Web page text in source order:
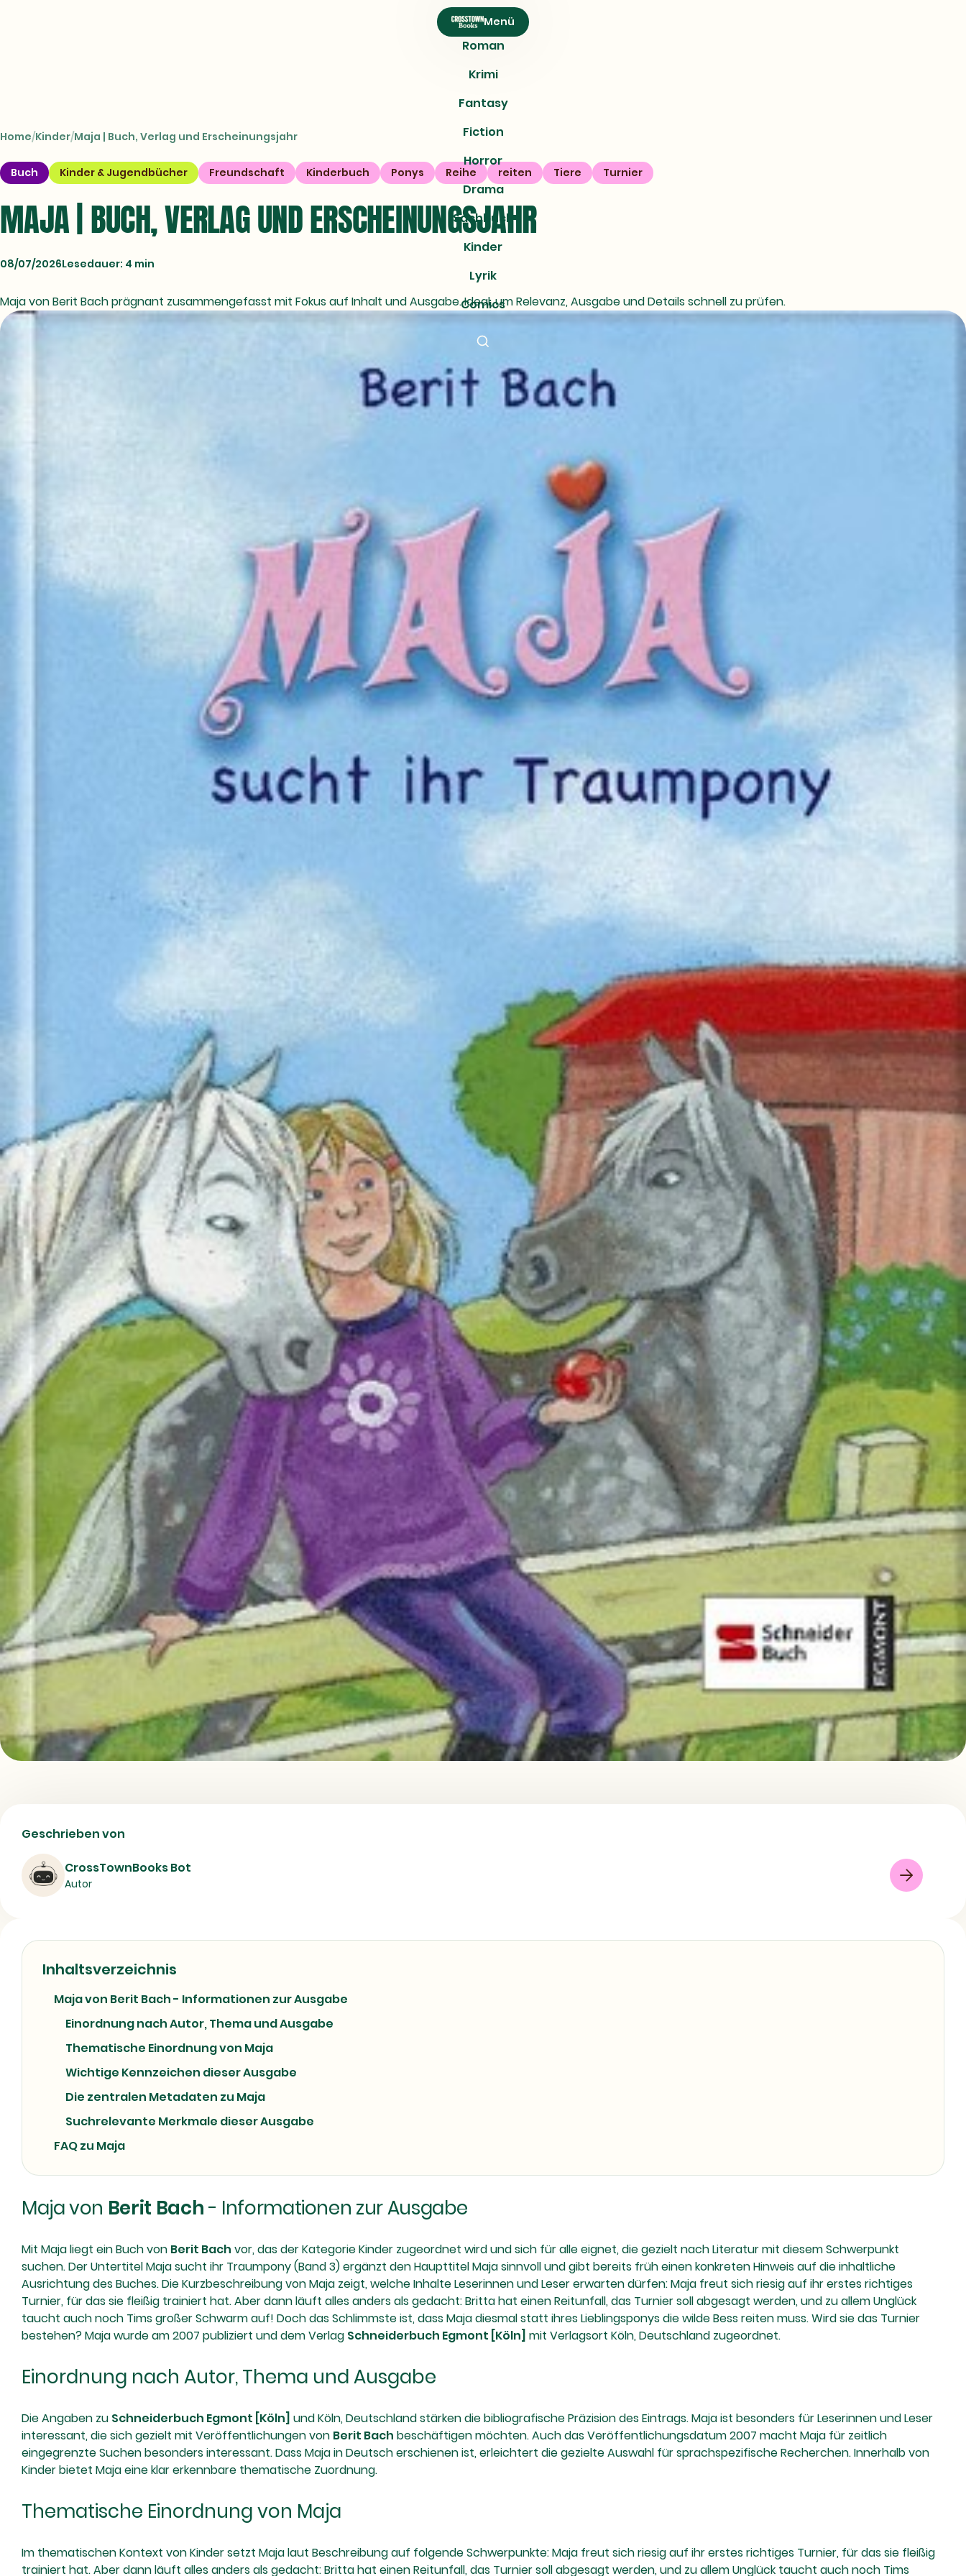
Menü
Roman
Krimi
Fantasy
Fiction
Horror
Drama
Sachbuch
Kinder
Lyrik
Comics
Home Kinder Maja | Buch, Verlag und Erscheinungsjahr
Buch Kinder & Jugendbücher Freundschaft Kinderbuch Ponys Reihe reiten Tiere Turnier
MAJA | BUCH, VERLAG UND ERSCHEINUNGSJAHR
08/07/2026Lesedauer: 4 min
Maja von Berit Bach prägnant zusammengefasst mit Fokus auf Inhalt und Ausgabe. Ideal, um Relevanz, Ausgabe und Details schnell zu prüfen.
Maja | Buch, Verlag und Erscheinungsjahr
Buch Kinder & Jugendbücher
Geschrieben von
CrossTownBooks Bot
Autor
Inhaltsverzeichnis
Maja von Berit Bach - Informationen zur Ausgabe
Einordnung nach Autor, Thema und Ausgabe
Thematische Einordnung von Maja
Wichtige Kennzeichen dieser Ausgabe
Die zentralen Metadaten zu Maja
Suchrelevante Merkmale dieser Ausgabe
FAQ zu Maja
Maja von Berit Bach- Informationen zur Ausgabe
Mit Maja liegt ein Buch von Berit Bach vor, das der Kategorie Kinder zugeordnet wird und sich für alle eignet, die gezielt nach Literatur mit diesem Schwerpunkt
suchen. Der Untertitel Maja sucht ihr Traumpony (Band 3) ergänzt den Haupttitel Maja sinnvoll und gibt bereits früh einen konkreten Hinweis auf die inhaltliche
Ausrichtung des Buches. Die Kurzbeschreibung von Maja zeigt, welche Inhalte Leserinnen und Leser erwarten dürfen: Maja freut sich riesig auf ihr erstes richtiges
Turnier, für das sie fleißig trainiert hat. Aber dann läuft alles anders als gedacht: Britta hat einen Reitunfall, das Turnier soll abgesagt werden, und zu allem Unglück
taucht auch noch Tims großer Schwarm auf! Doch das Schlimmste ist, dass Maja diesmal statt ihres Lieblingsponys die wilde Bess reiten muss. Wird sie das Turnier
bestehen? Maja wurde am 2007 publiziert und dem Verlag Schneiderbuch Egmont [Köln] mit Verlagsort Köln, Deutschland zugeordnet.
Einordnung nach Autor, Thema und Ausgabe
Die Angaben zu Schneiderbuch Egmont [Köln] und Köln, Deutschland stärken die bibliografische Präzision des Eintrags. Maja ist besonders für Leserinnen und Leser
interessant, die sich gezielt mit Veröffentlichungen von Berit Bach beschäftigen möchten. Auch das Veröffentlichungsdatum 2007 macht Maja für zeitlich
eingegrenzte Suchen besonders interessant. Dass Maja in Deutsch erschienen ist, erleichtert die gezielte Auswahl für sprachspezifische Recherchen. Innerhalb von
Kinder bietet Maja eine klar erkennbare thematische Zuordnung.
Thematische Einordnung von Maja
Im thematischen Kontext von Kinder setzt Maja laut Beschreibung auf folgende Schwerpunkte: Maja freut sich riesig auf ihr erstes richtiges Turnier, für das sie fleißig
trainiert hat. Aber dann läuft alles anders als gedacht: Britta hat einen Reitunfall, das Turnier soll abgesagt werden, und zu allem Unglück taucht auch noch Tims